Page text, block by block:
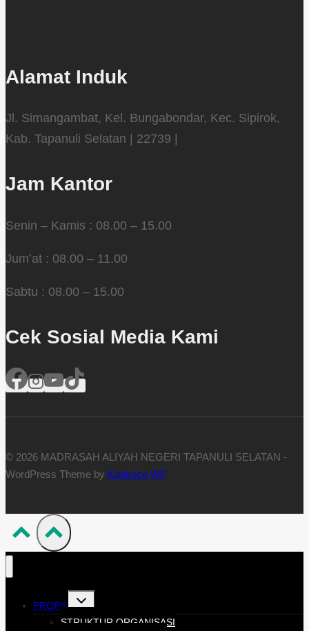
Alamat Induk
Jl. Simangambat, Kel. Bungabondar, Kec. Sipirok,
Kab. Tapanuli Selatan | 22739 |
Jam Kantor
Senin – Kamis : 08.00 – 15.00
Jum’at : 08.00 – 11.00
Sabtu : 08.00 – 15.00
Cek Sosial Media Kami
© 2026 MADRASAH ALIYAH NEGERI TAPANULI SELATAN -
WordPress Theme by Kadence WP
PROFIL
STRUKTUR ORGANISASI